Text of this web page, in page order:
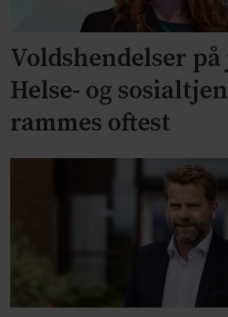
Voldshendelser
Helse- og
rammes oftest